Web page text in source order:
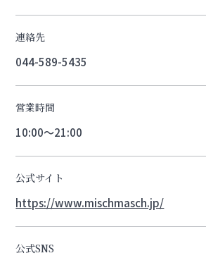
連絡先
044-589-5435
営業時間
10:00～21:00
公式サイト
https://www.mischmasch.jp/
公式SNS